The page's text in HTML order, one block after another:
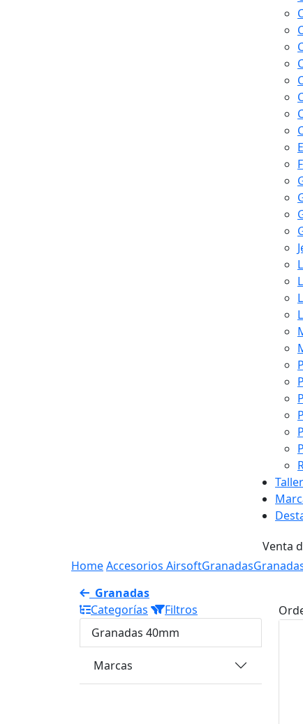
Taller
Venta
HomeAccesorios AirsoftGranadas
Granadas
Categorías
Filtros
Granadas 40mm
Marcas